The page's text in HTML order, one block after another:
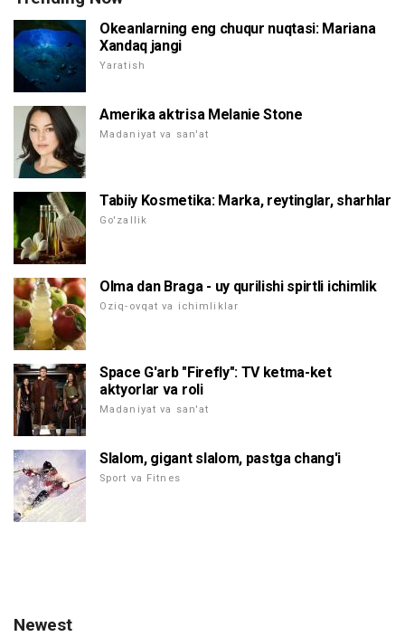
Okeanlarning eng chuqur nuqtasi: Mariana
Xandaq jangi
Yaratish
Amerika aktrisa Melanie Stone
Madaniyat va san'at
Tabiiy Kosmetika: Marka, reytinglar, sharhlar
Go'zallik
Olma dan Braga - uy qurilishi spirtli ichimlik
Oziq-ovqat va ichimliklar
Space G'arb "Firefly": TV ketma-ket
aktyorlar va roli
Madaniyat va san'at
Slalom, gigant slalom, pastga chang'i
Sport va Fitnes
Newest